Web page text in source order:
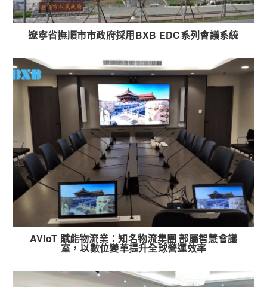
遼寧省撫順市市政府採用BXB EDC系列會議系統
AVIoT 賦能物流業：知名物流集團 部屬智慧會議
室，以數位變革提升全球營運效率